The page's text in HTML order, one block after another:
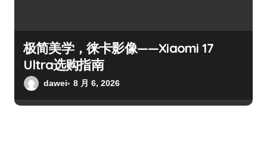
极简美学，徕卡影像——Xiaomi 17
Ultra选购指南
dawei 8 月 6, 2026